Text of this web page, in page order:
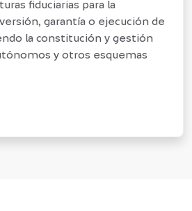
fiduciarias para la
garantía o ejecución de
la constitución y gestión
y otros esquemas